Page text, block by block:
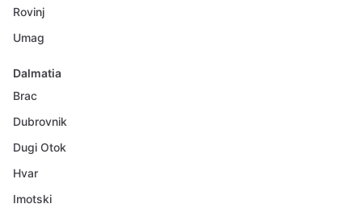
Rovinj
Umag
Dalmatia
Brac
Dubrovnik
Dugi Otok
Hvar
Imotski